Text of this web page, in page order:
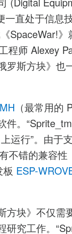
(Digital
一直处于信息
SpaceWar!》
程师 Alexey
罗斯方块》也
（最常用的
。
运行”。由于
不错的兼容性
板 ESP-
方块》不仅需
研究工作。